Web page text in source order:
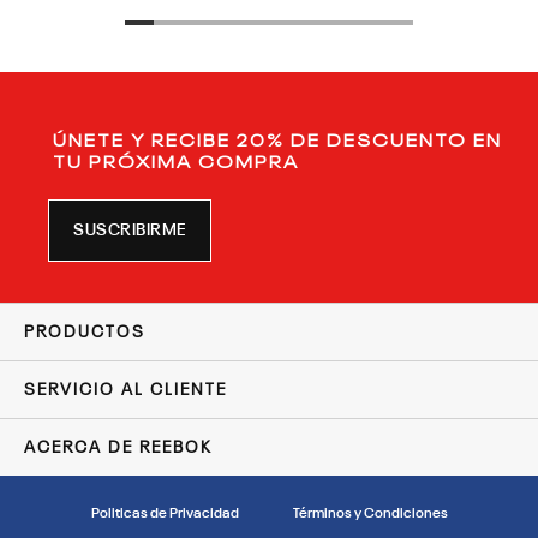
ÚNETE Y RECIBE 20% DE DESCUENTO EN
TU PRÓXIMA COMPRA
SUSCRIBIRME
PRODUCTOS
SERVICIO AL CLIENTE
ACERCA DE REEBOK
Politicas de Privacidad Términos y Condiciones